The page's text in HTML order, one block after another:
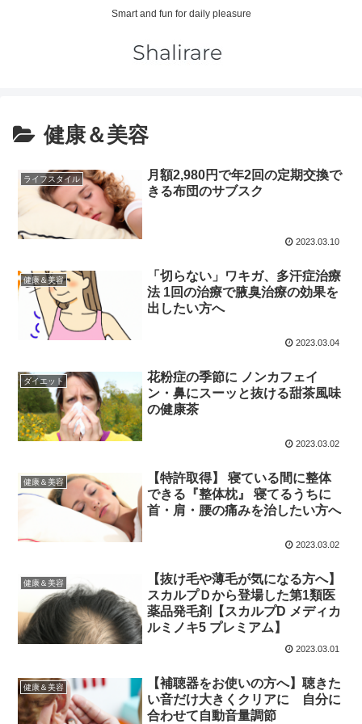
Smart and fun for daily pleasure
健康＆美容
ライフスタイル
月額2,980円で年2回の定期交換で
きる布団のサブスク
2023.03.10
健康＆美容
「切らない」ワキガ、多汗症治療
法 1回の治療で腋臭治療の効果を
出したい方へ
2023.03.04
ダイエット
花粉症の季節に ノンカフェイ
ン・鼻にスーッと抜ける甜茶風味
の健康茶
2023.03.02
健康＆美容
【特許取得】 寝ている間に整体
できる『整体枕』 寝てるうちに
首・肩・腰の痛みを治したい方へ
2023.03.02
健康＆美容
【抜け毛や薄毛が気になる方へ】
スカルプＤから登場した第1類医
薬品発毛剤【スカルプD メディカ
ルミノキ5 プレミアム】
2023.03.01
健康＆美容
【補聴器をお使いの方へ】聴きた
い音だけ大きくクリアに 自分に
合わせて自動音量調節